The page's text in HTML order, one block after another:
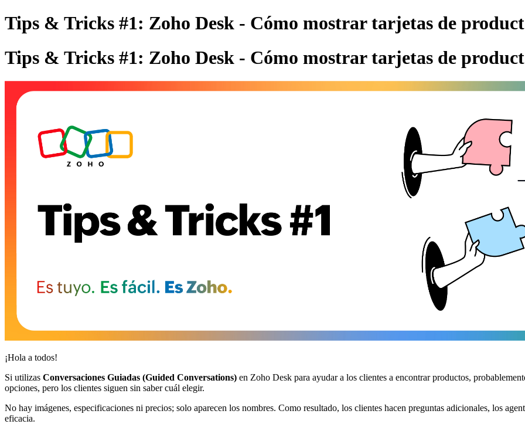
Tips & Tricks #1: Zoho Desk - Cómo mostrar tarjetas de
Tips & Tricks #1: Zoho Desk - Cómo mostrar tarjetas de
¡Hola a todos!
Si utilizas Conversaciones Guiadas (Guided Conversations) en Zoho Desk para ayudar a los clientes a encontrar productos,
opciones, pero los clientes siguen sin saber cuál elegir.
No hay imágenes, especificaciones ni precios; solo aparecen los nombres. Como resultado, los clientes hacen preguntas adicionales, los
eficacia.